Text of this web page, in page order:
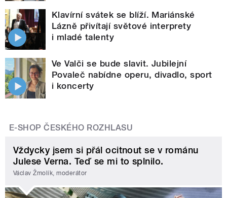
Klavírní svátek se blíží. Mariánské
Lázně přivítají světové interprety
i mladé talenty
Ve Valči se bude slavit. Jubilejní
Povaleč nabídne operu, divadlo, sport
i koncerty
E-SHOP ČESKÉHO ROZHLASU
Vždycky jsem si přál ocitnout se v románu
Julese Verna. Teď se mi to splnilo.
Václav Žmolík, moderátor